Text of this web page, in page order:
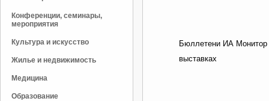
Конференции, семинары,
мероприятия
Культура и искусство
Жилье и недвижимость
Медицина
Образование
Бюллетени ИА Монитор
выставках